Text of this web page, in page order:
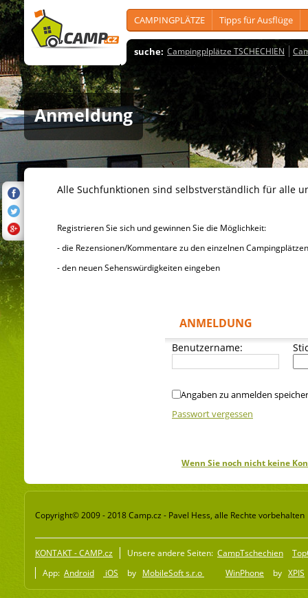
CAMPINGPLÄTZE Tipps für Ausflüge
suche: Campingplplätze TSCHECHIEN
Anmeldung
Alle Suchfunktionen sind selbstverständlich für alle
Registrieren Sie sich und gewinnen Sie die Möglichkeit:
- die Rezensionen/Kommentare zu den einzelnen
- den neuen Sehenswürdigkeiten eingeben
ANMELDUNG
Benutzername:
Angaben zu anmelden
Passwort vergessen
Wenn Sie noch nicht keine
Copyright© 2009 - 2018 Camp.cz - Pavel Hess, alle Rechte vorbehalten
KONTAKT - CAMP.cz Unsere andere Seiten: CampTschechien
App: Android iOS by MobileSoft s.r.o WinPhone by XPIS